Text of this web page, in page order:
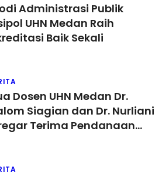
Administrasi Publik
UHN Medan Raih
Baik Sekali
Dosen UHN Medan Dr.
Siagian dan Dr. Nurliani
Terima Pendanaan